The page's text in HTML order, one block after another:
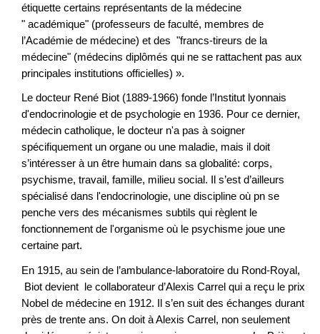
étiquette certains représentants de la médecine
" académique" (professeurs de faculté, membres de
l’Académie de médecine) et des "francs-tireurs de la
médecine" (médecins diplômés qui ne se rattachent pas aux
principales institutions officielles) ».
Le docteur René Biot (1889-1966) fonde l’Institut lyonnais
d'endocrinologie et de psychologie en 1936. Pour ce dernier,
médecin catholique, le docteur n'a pas à soigner
spécifiquement un organe ou une maladie, mais il doit
s’intéresser à un être humain dans sa globalité: corps,
psychisme, travail, famille, milieu social. Il s’est d’ailleurs
spécialisé dans l'endocrinologie, une discipline où pn se
penche vers des mécanismes subtils qui règlent le
fonctionnement de l'organisme où le psychisme joue une
certaine part.
En 1915, au sein de l’ambulance-laboratoire du Rond-Royal,
Biot devient le collaborateur d’Alexis Carrel qui a reçu le prix
Nobel de médecine en 1912. Il s’en suit des échanges durant
près de trente ans. On doit à Alexis Carrel, non seulement